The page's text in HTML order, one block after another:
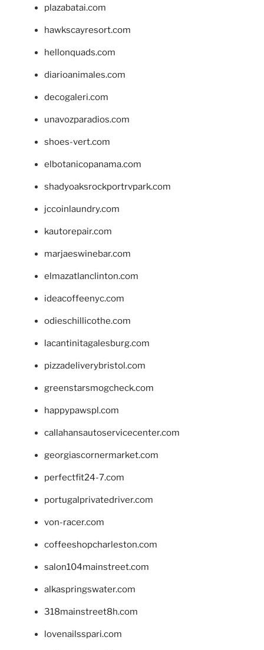
plazabatai.com
hawkscayresort.com
hellonquads.com
diarioanimales.com
decogaleri.com
unavozparadios.com
shoes-vert.com
elbotanicopanama.com
shadyoaksrockportrvpark.com
jccoinlaundry.com
kautorepair.com
marjaeswinebar.com
elmazatlanclinton.com
ideacoffeenyc.com
odieschillicothe.com
lacantinitagalesburg.com
pizzadeliverybristol.com
greenstarsmogcheck.com
happypawspl.com
callahansautoservicecenter.com
georgiascornermarket.com
perfectfit24-7.com
portugalprivatedriver.com
von-racer.com
coffeeshopcharleston.com
salon104mainstreet.com
alkaspringswater.com
318mainstreet8h.com
lovenailsspari.com